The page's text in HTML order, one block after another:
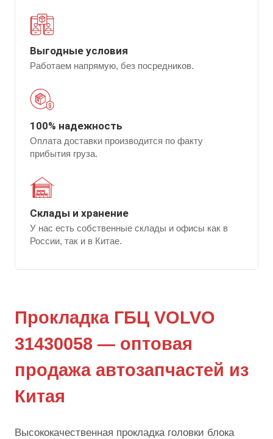
Выгодные условия
Работаем напрямую, без посредников.
100% надежность
Оплата доставки производится по факту
прибытия груза.
Склады и хранение
У нас есть собственные склады и офисы как в
России, так и в Китае.
Прокладка ГБЦ VOLVO
31430058 — оптовая
продажа автозапчастей из
Китая
Высококачественная прокладка головки блока